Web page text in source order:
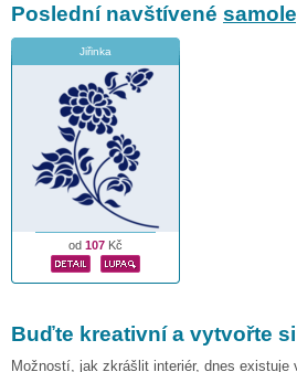
Poslední navštívené
Jiřinka
od 107 Kč
Buďte kreativní a vytvořte
Možností, jak zkrášlit interiér, dnes existuje